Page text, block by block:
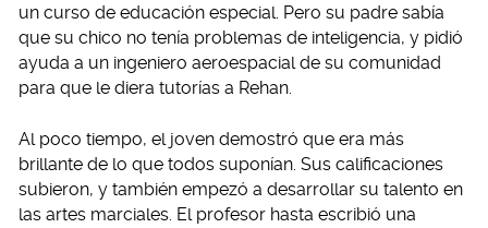
un curso de educación especial. Pero su padre sabía
que su chico no tenía problemas de inteligencia, y pidió
ayuda a un ingeniero aeroespacial de su comunidad
para que le diera tutorías a Rehan.
Al poco tiempo, el joven demostró que era más
brillante de lo que todos suponían. Sus calificaciones
subieron, y también empezó a desarrollar su talento en
las artes marciales. El profesor hasta escribió una